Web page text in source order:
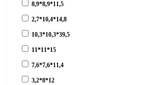
8,9*8,9*11,5
2,7*10,4*14,8
10,3*10,3*39,5
11*11*15
7,6*7,6*11,4
3,2*8*12